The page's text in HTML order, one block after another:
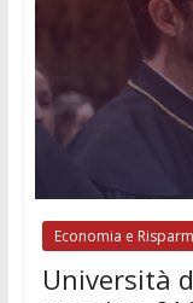
Economia e
Università